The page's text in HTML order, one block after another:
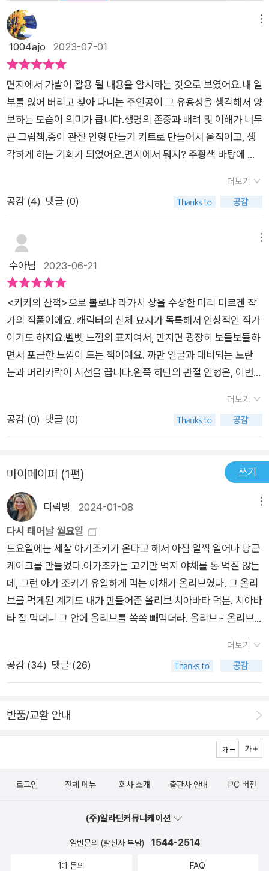
1004ajo 2023-07-01
면지에서 가발이 활용 될 내용을 암시하는 것으로 보였어요.내 일
부를 잃어 버리고 찾아 다니는 주인공이 그 유용성을 생각해서 양
보하는 모습이 의미가 큽니다.생명의 존중과 배려 및 이해가 너무
큰 그림책.종이 관절 인형 만들기 키트로 만들어서 움직이고, 생
각하게 하는 기회가 되었어요.면지에서 뭐지? 주황색 바탕에 검
려 버려서 가발찾아 다니면서 색이 같고 모양이 비슷하다고 생각
되면 내 가발인가 하면서 달려가서 확인하지만 아니었죠.미끌미
끌 해초부터찐득찐득 치즈야옹야옹 고양이너덜너덜 걸레구리구
리 쇠똥이결국엔 찾았죠. 내 가발근데 두고 가기로 결정합니다.자
신보다 더 잘 어울린다고 표현하면서~이 아름다운 스토리는 핫
노랑색으로 표현 된 여러가지 가발같은 모양의 다른 대상으로 표
표지의 질감도 달라서 꼭 실물책을 경험해 보시길 추천드립니다.
간단하지만 보고 나면 왠지 편안해지는 그림책.요즘은 개별화 및
개성적인 분위기가 강한데 이런 그림책은 더불어 함께 사니는 일
원으로 가져야 할 마음가짐을 보여주는 거 같아서 인상적이었습
니다.​#내가발어디갔지?#책빛#나선희옮김#마리미르겐글그림
더보기
공감 (4) 댓글 (0)
수아님 2023-06-21
<키키의 산책>으로 볼로냐 라가치 상을 수상한 마리 미르겐 작
가의 작품이에요. 캐릭터의 신체 묘사가 독특해서 인상적인 작가
이기도 하지요.벨벳 느낌의 표지여서, 만지면 굉장히 보들보들하
면서 포근한 느낌이 드는 책이예요. 까만 얼굴과 대비되는 노란
눈과 머리카락이 시선을 끕니다.왼쪽 하단의 관절 인형은, 이번
너무 잘 드러내는 굿즈라, 소중하게 오려서 코팅해서 조립했어요.
이야기는 단순해요. 바람에 날아간 가발을 찾는 행위와 각종 엉뚱
한 가발을 쓰는 장면이 반복해서 나오기에, 유아들도 아주 재미있
게 볼 수 있는 책이었어요.​오늘 어린이집에서 만2세 아이들에게
읽어 주었는데,'뭐지? 뭐지?' 하면서 집중하며 보았답니다. ^^과
연 주인공은 가발을 찾았을까요?재미도 있지만, 나눔과 배려, 양
보, 공존의 의미까지 넌지시 전하는 그림책이었어요.
더보기
공감 (0) 댓글 (0)
마이페이퍼 (1편) 쓰기
다락방 2024-01-08
다시 태어날 월요일
토요일에는 세살 아가조카가 온다고 해서 아침 일찍 일어나 당근
케이크를 만들었다.아가조카는 고기만 먹지 야채를 통 먹질 않는
데, 그런 아가 조카가 유일하게 먹는 야채가 올리브였다. 그 올리
브를 먹게된 계기도 내가 만들어준 올리브 치아바타 덕분. 치아바
타 잘 먹더니 그 안에 올리브를 쏙쏙 빼먹더라. 올리브~ 올리브~
브인 것. 이런 대화를 나누다가, 좋아쒀, 그러면 내가 다른 야채를
빵으로 시도해보게쒀! 하고 고민에 고민을 거듭하다 당근케이크
를 생각한 것이다. 두드려라 그러면 열릴 것이요. 한참 고민하고
생각해낼 수 있었다. 자, 나는 여동생으로부터 아이디어를 얻고
그리고 네이버에 들어가 만드는 방법을 검색한다. 내가 가진 재료
로 할 수 있는 레서피를 찾는다. 그리고 당근, 해바라기씨, 호두,
는 포도씨유를 85g 넣으라고 되어있는데, 나는 포도씨유가 없
체하자! 이것은 맛에 큰 변화를 줄까? 망치게 될까? 여하튼 나는
포도씨유를 오릴브유로 대체한다. 으앗. 그런데 85g 생각보다 많
아. 내 올리브유.. 마지막에 메이플 시럽 넣으라는데, 내가 또 이
더보기
공감 (34) 댓글 (26)
반품/교환 안내
로그인 전체 메뉴 회사 소개 출판사 안내 PC 버전
(주)알라딘커뮤니케이션
일반문의 (발신자 부담) 1544-2514
1:1 문의 FAQ